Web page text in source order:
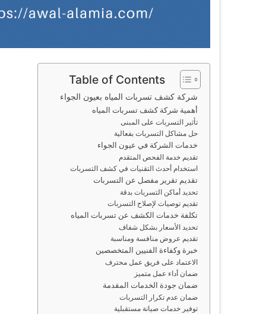
Table of Contents
شركة كشف تسربات المياه بعيون الجواء
أهمية شركة كشف تسربات المياه
تأثير التسربات على المبنى
حل مشاكل التسربات بفعالية
خدمات الشركة في عيون الجواء
تقديم خدمة الفحص المتقدم
استخدام أحدث التقنيات في كشف التسربات
تقديم تقرير مفصل عن التسربات
تحديد أماكن التسربات بدقة
تقديم توصيات لإصلاح التسربات
تكلفة خدمات الكشف عن تسربات المياه
تحديد الأسعار بشكل شفاف
تقديم عروض منافسة ومناسبة
خبرة وكفاءة الفنيين المتخصصين
الاعتماد على فريق عمل محترف
ضمان أداء عمل متميز
ضمان جودة الخدمات المقدمة
ضمان عدم تكرار التسربات
توفير خدمات صيانة مستقبلية